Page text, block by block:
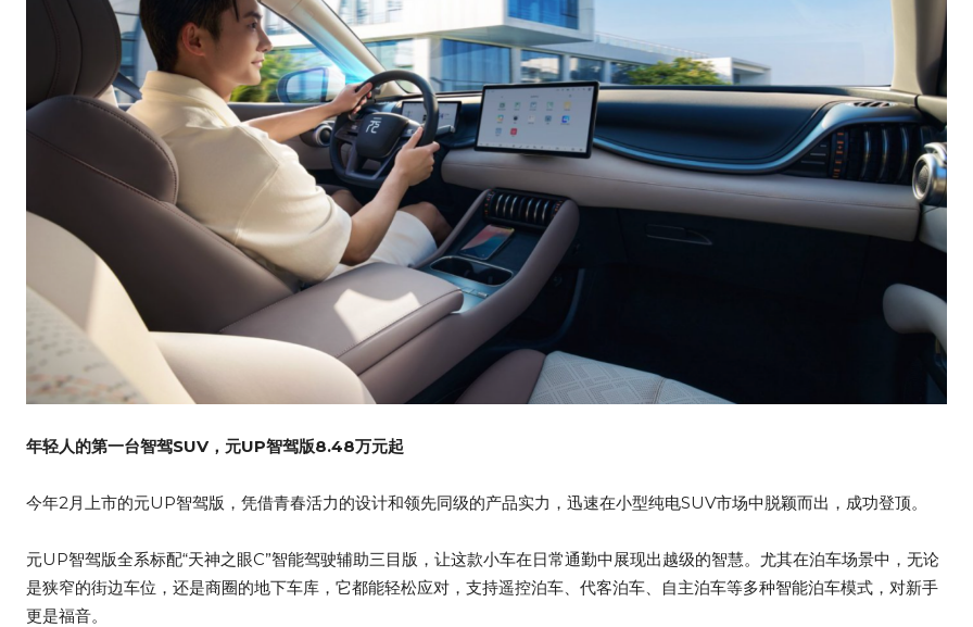
年轻人的第一台智驾SUV，元UP智驾版8.48万元起
今年2月上市的元UP智驾版，凭借青春活力的设计和领先同级的产品实力，迅速在小型纯电SUV市场中脱颖而出，成功登顶。
元UP智驾版全系标配“天神之眼C”智能驾驶辅助三目版，让这款小车在日常通勤中展现出越级的智慧。尤其在泊车场景中，无论
是狭窄的街边车位，还是商圈的地下车库，它都能轻松应对，支持遥控泊车、代客泊车、自主泊车等多种智能泊车模式，对新手
更是福音。